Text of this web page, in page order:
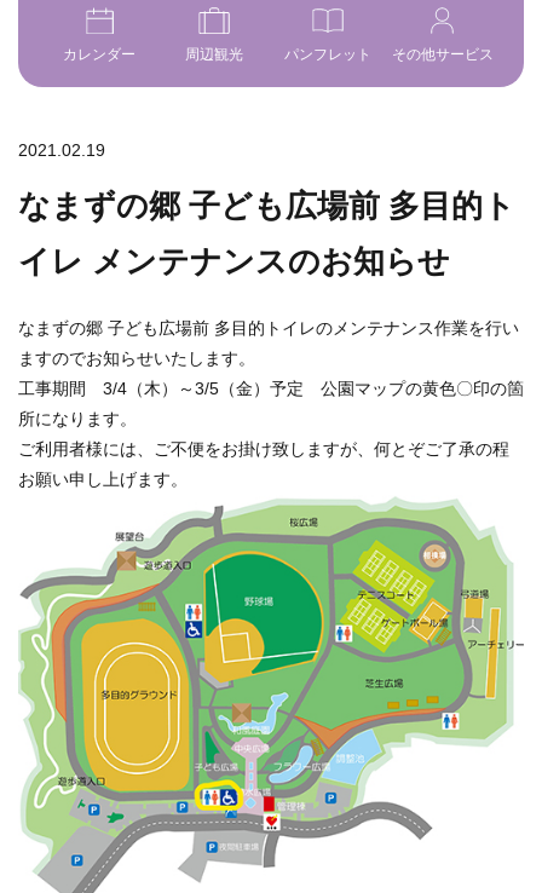
カレンダー 周辺観光 パンフレット その他サービス
2021.02.19
なまずの郷 子ども広場前 多目的ト
イレ メンテナンスのお知らせ
なまずの郷 子ども広場前 多目的トイレのメンテナンス作業を行い
ますのでお知らせいたします。
工事期間 3/4（木）～3/5（金）予定 公園マップの黄色〇印の箇
所になります。
ご利用者様には、ご不便をお掛け致しますが、何とぞご了承の程
お願い申し上げます。